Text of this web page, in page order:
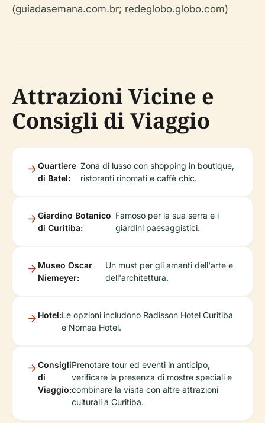
(guiadasemana.com.br; redeglobo.globo.com)
Attrazioni Vicine e
Consigli di Viaggio
Quartiere
di Batel:
Zona di lusso con shopping in boutique,
ristoranti rinomati e caffè chic.
Giardino Botanico
di Curitiba:
Famoso per la sua serra e i
giardini paesaggistici.
Museo Oscar
Niemeyer:
Un must per gli amanti dell'arte e
dell'architettura.
Hotel:Le opzioni includono Radisson Hotel Curitiba
e Nomaa Hotel.
Consigli
di
Viaggio:
Prenotare tour ed eventi in anticipo,
verificare la presenza di mostre speciali e
combinare la visita con altre attrazioni
culturali a Curitiba.